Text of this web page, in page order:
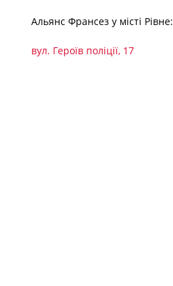
Альянс Франсез у місті Рівне:
вул. Героїв поліції, 17